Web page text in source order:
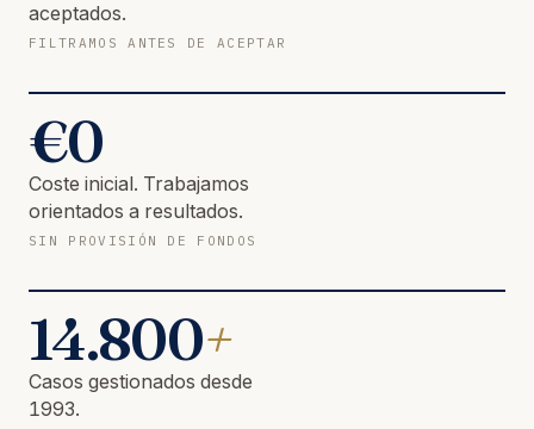
aceptados.
FILTRAMOS ANTES DE ACEPTAR
€0
Coste inicial. Trabajamos
orientados a resultados.
SIN PROVISIÓN DE FONDOS
14.800+
Casos gestionados desde
1993.